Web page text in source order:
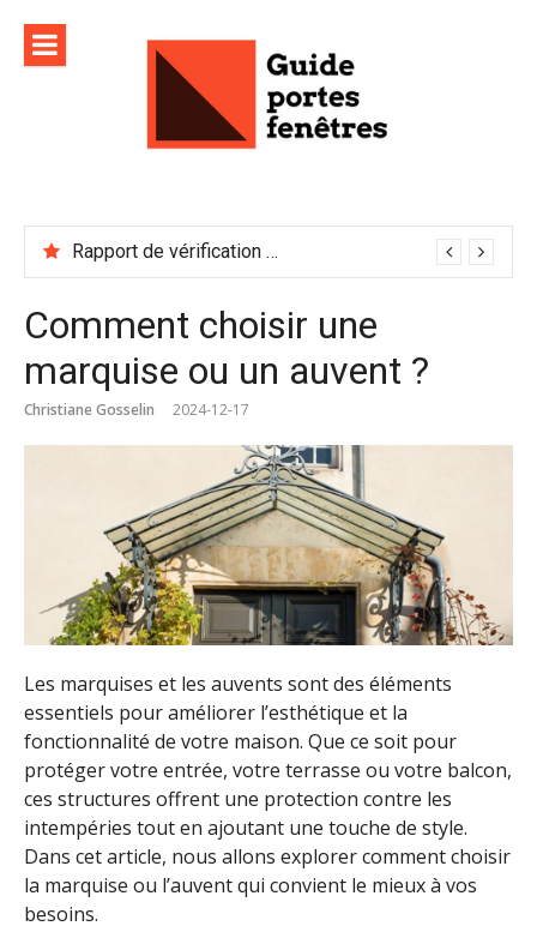
contenu
Rapport de vérification sécurité : à conserver précieusement
Comment choisir une
marquise ou un auvent ?
Christiane Gosselin 2024-12-17
Les marquises et les auvents sont des éléments
essentiels pour améliorer l’esthétique et la
fonctionnalité de votre maison. Que ce soit pour
protéger votre entrée, votre terrasse ou votre balcon,
ces structures offrent une protection contre les
intempéries tout en ajoutant une touche de style.
Dans cet article, nous allons explorer comment choisir
la marquise ou l’auvent qui convient le mieux à vos
besoins.